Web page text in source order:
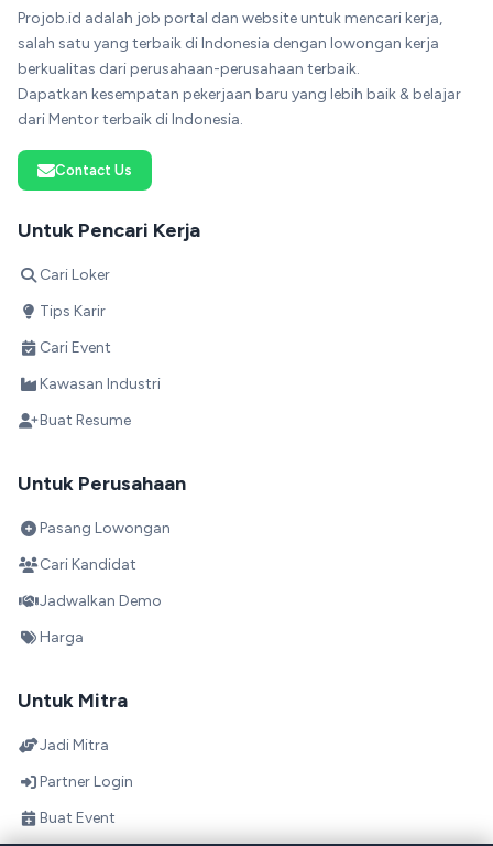
Projob.id adalah job portal dan website untuk mencari kerja,
salah satu yang terbaik di Indonesia dengan lowongan kerja
berkualitas dari perusahaan-perusahaan terbaik.
Dapatkan kesempatan pekerjaan baru yang lebih baik & belajar
dari Mentor terbaik di Indonesia.
Contact Us
Untuk Pencari Kerja
Cari Loker
Tips Karir
Cari Event
Kawasan Industri
Buat Resume
Untuk Perusahaan
Pasang Lowongan
Cari Kandidat
Jadwalkan Demo
Harga
Untuk Mitra
Jadi Mitra
Partner Login
Buat Event